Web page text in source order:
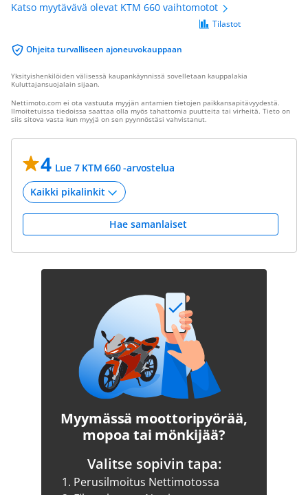
Katso myytävävä olevat KTM 660 vaihtomotot
Ohjeita turvalliseen ajoneuvokauppaan
Tilastot
Yksityishenkilöiden välisessä kaupankäynnissä sovelletaan kauppalakia
Kuluttajansuojalain sijaan.
Nettimoto.com ei ota vastuuta myyjän antamien tietojen paikkansapitävyydestä.
Ilmoitetuissa tiedoissa saattaa olla myös tahattomia puutteita tai virheitä. Tieto on
siis sitova vasta kun myyjä on sen pyynnöstäsi vahvistanut.
4 Lue 7 KTM 660 -arvostelua
Hae samanlaiset
Myymässä moottoripyörää,
mopoa tai mönkijää?
Valitse sopivin tapa:
1. Perusilmoitus Nettimotossa